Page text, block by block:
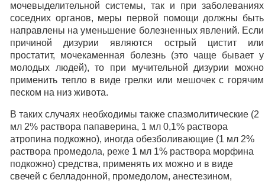
мочевыделительной системы, так и при заболеваниях
соседних органов, меры первой помощи должны быть
направлены на уменьшение болезненных явлений. Если
причиной дизурии являются острый цистит или
простатит, мочекаменная болезнь (это чаще бывает у
молодых людей), то при мучительной дизурии можно
применить тепло в виде грелки или мешочек с горячим
песком на низ живота.
В таких случаях необходимы также спазмолитические (2
мл 2% раствора папаверина, 1 мл 0,1% раствора
атропина подкожно), иногда обезболивающие (1 мл 2%
раствора промедола, реже 1 мл 1% раствора морфина
подкожно) средства, применять их можно и в виде
свечей с белладонной, промедолом, анестезином,